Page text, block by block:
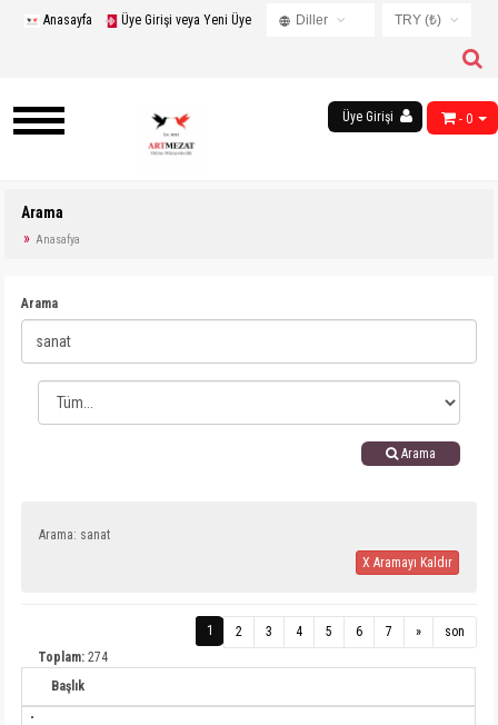
TRY (₺)
TRY (₺)
Diller
Russian
Anasayfa Üye Girişi veya Yeni Üye
- 0
Üye Girişi
Arama
Anasafya
Arama
Arama
Arama: sanat
X Aramayı Kaldır
1 2 3 4 5 6 7 »
son
Toplam: 274
Başlık